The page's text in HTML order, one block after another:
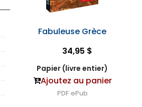
Fabuleuse Grèce
34,95 $
Papier (livre entier)
Ajoutez au panier
PDF ePub